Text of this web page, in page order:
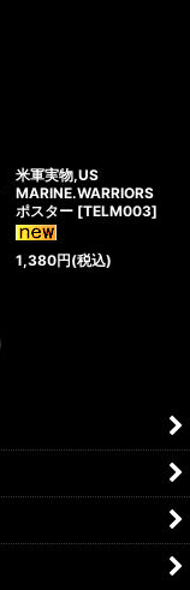
米軍実物,US
MARINE.WARRIORS
ポスター [TELM003]
1,380円(税込)